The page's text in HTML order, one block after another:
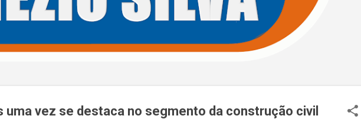
uma vez se destaca no segmento da construção civil